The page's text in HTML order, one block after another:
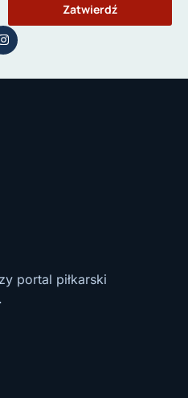
Zatwierdź
portal piłkarski